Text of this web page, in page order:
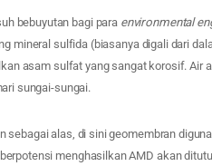
bebuyutan bagi para environmental
mineral sulfida (biasanya digali dari
asam sulfat yang sangat korosif. Air
sungai-sungai.
sebagai alas, di sini geomembran
menghasilkan AMD akan